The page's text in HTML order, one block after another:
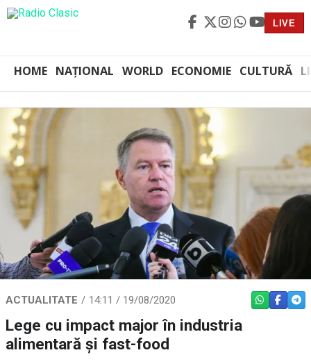
LIVE
HOME NAȚIONAL WORLD ECONOMIE CULTURĂ
ACTUALITATE 14:11 / 19/08/2020 WHATSAPP
Lege cu impact major în industria
alimentară și fast-food